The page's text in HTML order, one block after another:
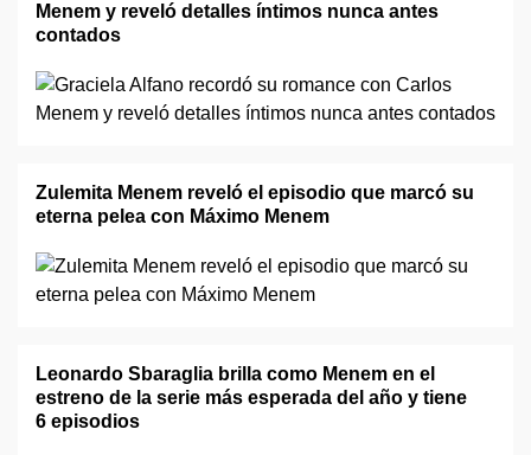
Menem y reveló detalles íntimos nunca antes
contados
Zulemita Menem reveló el episodio que marcó su
eterna pelea con Máximo Menem
Leonardo Sbaraglia brilla como Menem en el
estreno de la serie más esperada del año y tiene
6 episodios